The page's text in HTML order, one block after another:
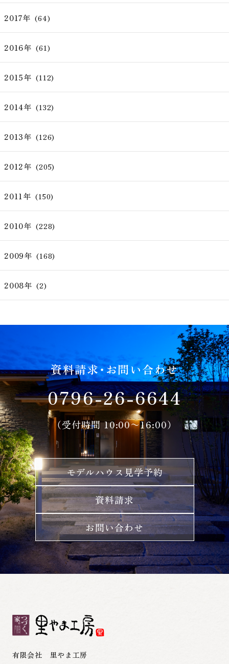
2017年 (64)
2016年 (61)
2015年 (112)
2014年 (132)
2013年 (126)
2012年 (205)
2011年 (150)
2010年 (228)
2009年 (168)
2008年 (2)
資料請求・お問い合わせ
0796-26-6644
（受付時間 10:00〜16:00）
モデルハウス見学予約
資料請求
お問い合わせ
有限会社 里やま工房